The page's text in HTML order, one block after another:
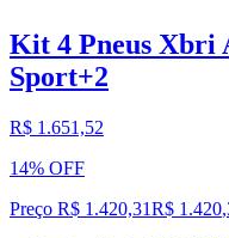
Kit 4 Pneus Xbri
Sport+2
R$ 1.651,52
14% OFF
Preço R$ 1.420,31R$ 1.420,